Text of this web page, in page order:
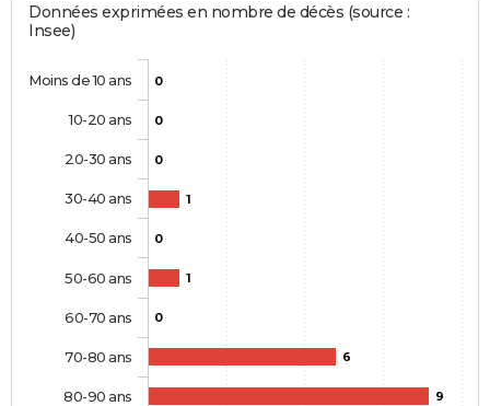
Données exprimées en nombre de décès (source :
Insee)
0
0
0
1
0
1
0
6
9
Moins de 10 ans
10-20 ans
20-30 ans
30-40 ans
40-50 ans
50-60 ans
60-70 ans
70-80 ans
80-90 ans